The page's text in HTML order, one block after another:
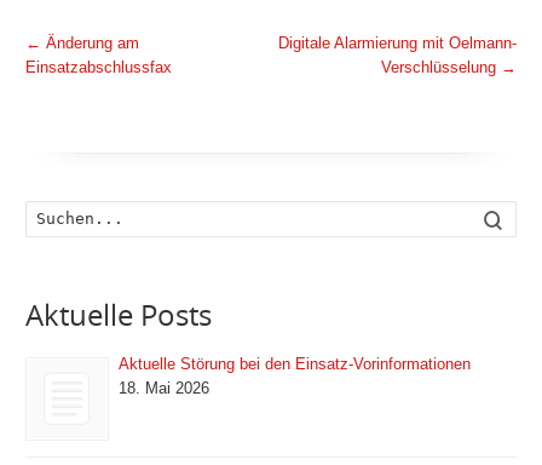
← Änderung am
Einsatzabschlussfax
Digitale Alarmierung mit Oelmann-
Verschlüsselung →
Aktuelle Posts
Aktuelle Störung bei den Einsatz-Vorinformationen
18. Mai 2026